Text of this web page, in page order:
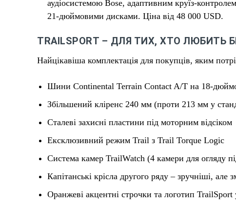
аудіосистемою Bose, адаптивним круїз-
21-дюймовими дисками. Ціна від 48 000 USD.
TRAILSPORT – ДЛЯ ТИХ, ХТО ЛЮБИТЬ
Найцікавіша комплектація для покупців, яким
Шини Continental Terrain Contact A/T на 18-
Збільшений кліренс 240 мм (проти 213 мм у
Сталеві захисні пластини під моторним відсіком
Ексклюзивний режим Trail з Trail Torque Logic
Система камер TrailWatch (4 камери для огляду
Капітанські крісла другого ряду – зручніші, але
Оранжеві акцентні строчки та логотип TrailSport